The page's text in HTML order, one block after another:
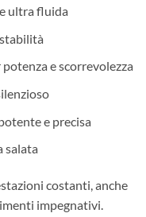
ultra fluida
e scorrevolezza
e precisa
salata
costanti, anche
impegnativi.